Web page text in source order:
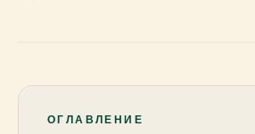
ОГЛАВЛЕНИЕ